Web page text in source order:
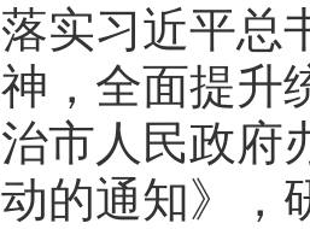
实习近平总
，全面提升
市人民政府
的通知》，